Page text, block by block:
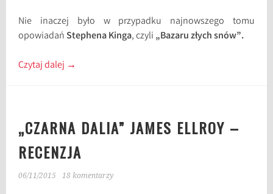
Nie inaczej było w przypadku najnowszego tomu
opowiadańStephena Kinga, czyli „Bazaru złych snów”.
Czytaj dalej →
„CZARNA DALIA” JAMES ELLROY –
RECENZJA
06/11/2015 18 komentarzy